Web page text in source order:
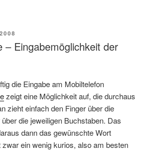
– Eingabemöglichkeit der
die Eingabe am Mobiltelefon
zeigt eine Möglichkeit auf, die durchaus
zieht einfach den Finger über die
die jeweiligen Buchstaben. Das
dann das gewünschte Wort
ein wenig kurios, also am besten